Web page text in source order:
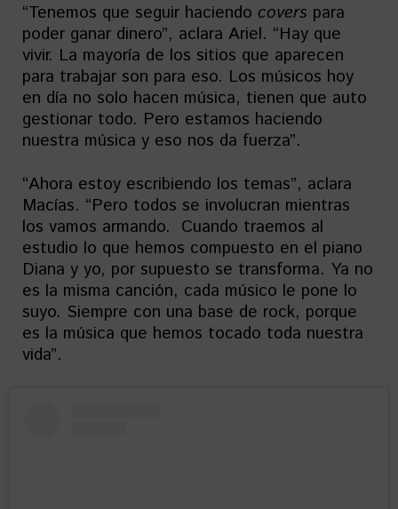
“Tenemos que seguir haciendo covers para
poder ganar dinero”, aclara Ariel. “Hay que
vivir. La mayoría de los sitios que aparecen
para trabajar son para eso. Los músicos hoy
en día no solo hacen música, tienen que auto
gestionar todo. Pero estamos haciendo
nuestra música y eso nos da fuerza”.
“Ahora estoy escribiendo los temas”, aclara
Macías. “Pero todos se involucran mientras
los vamos armando. Cuando traemos al
estudio lo que hemos compuesto en el piano
Diana y yo, por supuesto se transforma. Ya no
es la misma canción, cada músico le pone lo
suyo. Siempre con una base de rock, porque
es la música que hemos tocado toda nuestra
vida”.